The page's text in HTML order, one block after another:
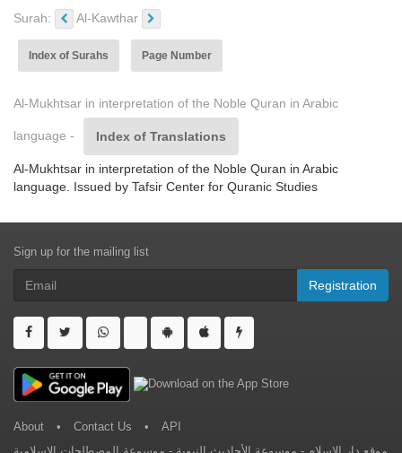
Surah: Al-Kawthar
Index of Surahs Page Number
Al-Mukhtsar in interpretation of the Noble Quran in Arabic
language - Index of Translations
Al-Mukhtsar in interpretation of the Noble Quran in Arabic
language. Issued by Tafsir Center for Quranic Studies
Sign up for the mailing list
Registration
About • Contact Us •
API